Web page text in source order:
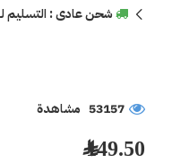
شحن عادى : التسليم
53157 مشاهدة
149.50 ﷼